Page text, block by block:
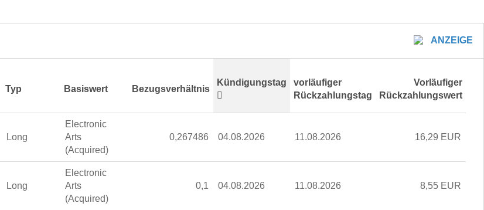
ANZEIGE
Typ Basiswert Bezugsverhältnis
Kündigungstag
vorläufiger
Rückzahlungstag
Vorläufiger
Rückzahlungswert
Long
Electronic
Arts
(Acquired)
0,267486 04.08.2026 11.08.2026 16,29 EUR
Long
Electronic
Arts
(Acquired)
0,1 04.08.2026 11.08.2026 8,55 EUR